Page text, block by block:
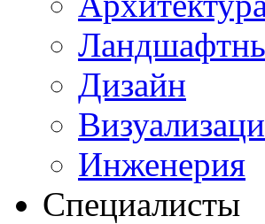
Дизайн
Инженерия
Специалисты